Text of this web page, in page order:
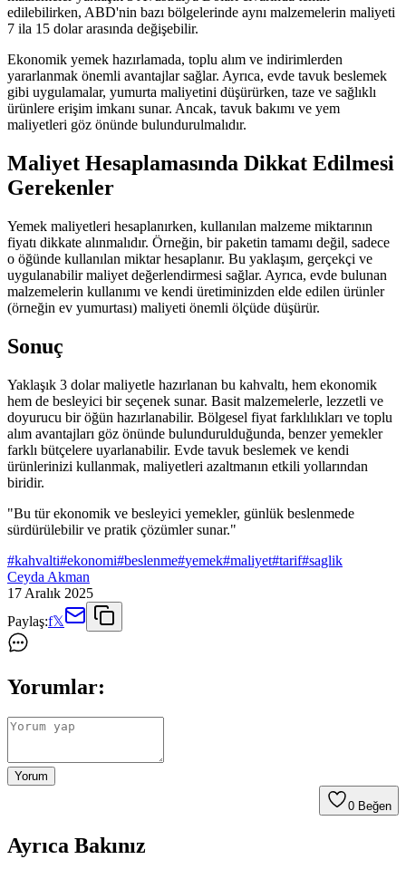
edilebilirken, ABD'nin bazı bölgelerinde aynı malzemelerin maliyeti
7 ila 15 dolar arasında değişebilir.
Ekonomik yemek hazırlamada, toplu alım ve indirimlerden
yararlanmak önemli avantajlar sağlar. Ayrıca, evde tavuk beslemek
gibi uygulamalar, yumurta maliyetini düşürürken, taze ve sağlıklı
ürünlere erişim imkanı sunar. Ancak, tavuk bakımı ve yem
maliyetleri göz önünde bulundurulmalıdır.
Maliyet Hesaplamasında Dikkat Edilmesi
Gerekenler
Yemek maliyetleri hesaplanırken, kullanılan malzeme miktarının
fiyatı dikkate alınmalıdır. Örneğin, bir paketin tamamı değil, sadece
o öğünde kullanılan miktar hesaplanır. Bu yaklaşım, gerçekçi ve
uygulanabilir maliyet değerlendirmesi sağlar. Ayrıca, evde bulunan
malzemelerin kullanımı ve kendi üretiminizden elde edilen ürünler
(örneğin ev yumurtası) maliyeti önemli ölçüde düşürür.
Sonuç
Yaklaşık 3 dolar maliyetle hazırlanan bu kahvaltı, hem ekonomik
hem de besleyici bir seçenek sunar. Basit malzemelerle, lezzetli ve
doyurucu bir öğün hazırlanabilir. Bölgesel fiyat farklılıkları ve toplu
alım avantajları göz önünde bulundurulduğunda, benzer yemekler
farklı bütçelere uyarlanabilir. Evde tavuk beslemek ve kendi
ürünlerinizi kullanmak, maliyetleri azaltmanın etkili yollarından
biridir.
"Bu tür ekonomik ve besleyici yemekler, günlük beslenmede
sürdürülebilir ve pratik çözümler sunar."
#kahvalti#ekonomi#beslenme#yemek#maliyet#tarif#saglik
Ceyda Akman
17 Aralık 2025
Paylaş:f𝕏
Yorumlar:
Yorum
0 Beğen
Ayrıca Bakınız